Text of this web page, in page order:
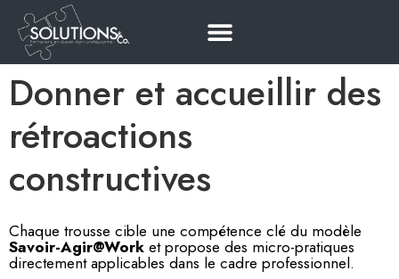
Donner et accueillir des
rétroactions
constructives
Chaque trousse cible une compétence clé du modèle
Savoir-Agir@Work et propose des micro-pratiques
directement applicables dans le cadre professionnel.